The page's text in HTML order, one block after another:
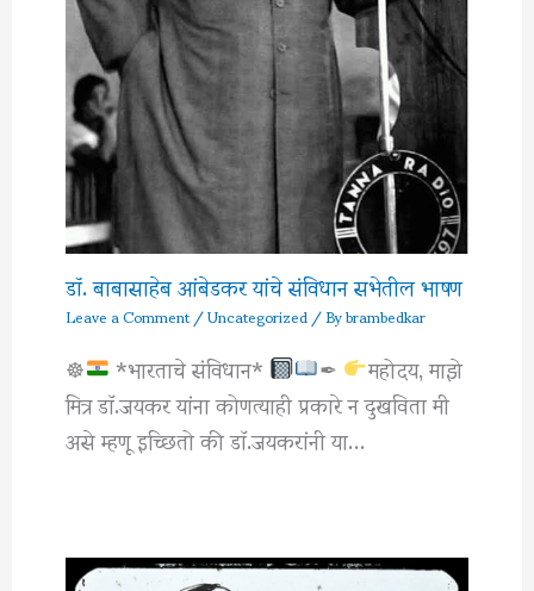
डॉ. बाबासाहेब आंबेडकर यांचे संविधान सभेतील भाषण
Leave a Comment/Uncategorized/ Bybrambedkar
☸ *भारताचे संविधान* ✒ महोदय, माझे
मित्र डाॅ.जयकर यांना कोणत्याही प्रकारे न दुखविता मी
असे म्हणू इच्छितो की डाॅ.जयकरांनी या…